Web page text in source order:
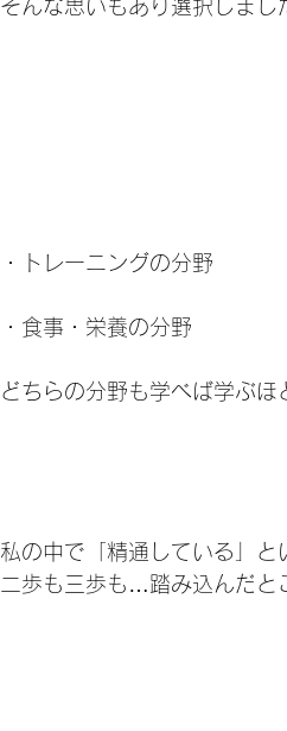
そんな思いもあり選択しまし
・トレーニングの分野
・食事・栄養の分野
どちらの分野も学べば学ぶほ
私の中で「精通している」
二歩も三歩も…踏み込んだと